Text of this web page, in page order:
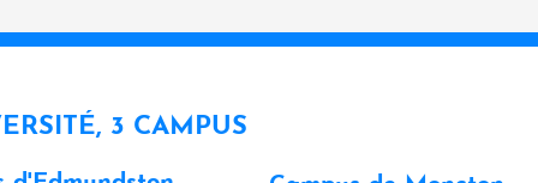
3 CAMPUS